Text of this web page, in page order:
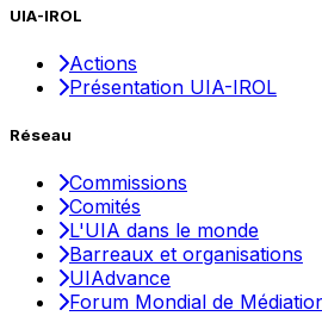
UIA-IROL
Actions
Présentation UIA-IROL
Réseau
Commissions
Comités
L'UIA dans le monde
Barreaux et organisations
UIAdvance
Forum Mondial de